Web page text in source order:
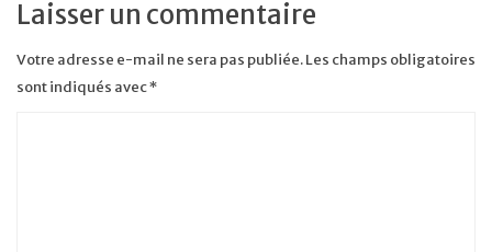
Laisser un commentaire
Votre adresse e-mail ne sera pas publiée.Les champs obligatoires
sont indiqués avec*